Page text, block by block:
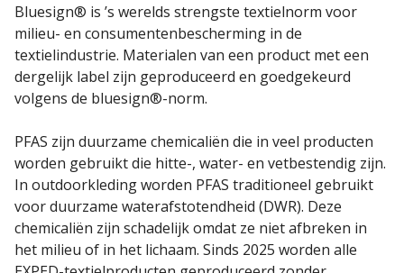
Bluesign® is ’s werelds strengste textielnorm voor
milieu- en consumentenbescherming in de
textielindustrie. Materialen van een product met een
dergelijk label zijn geproduceerd en goedgekeurd
volgens de bluesign®-norm.
PFAS zijn duurzame chemicaliën die in veel producten
worden gebruikt die hitte-, water- en vetbestendig zijn.
In outdoorkleding worden PFAS traditioneel gebruikt
voor duurzame waterafstotendheid (DWR). Deze
chemicaliën zijn schadelijk omdat ze niet afbreken in
het milieu of in het lichaam. Sinds 2025 worden alle